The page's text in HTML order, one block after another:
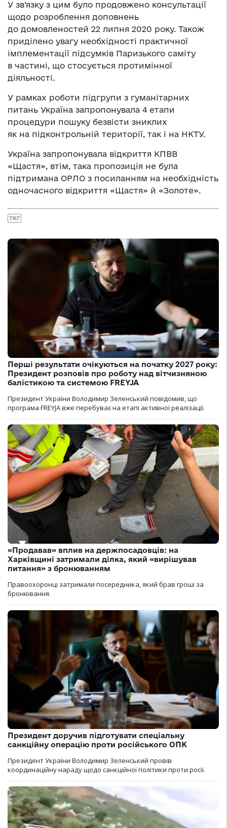
У зв’язку з цим було продовжено консультації
щодо розроблення доповнень
до домовленостей 22 липня 2020 року. Також
приділено увагу необхідності практичної
імплементації підсумків Паризького саміту
в частині, що стосується протимінної
діяльності.
У рамках роботи підгрупи з гуманітарних
питань Україна запропонувала 4 етапи
процедури пошуку безвісти зниклих
як на підконтрольній території, так і на НКТУ.
Україна запропонувала відкриття КПВВ
«Щастя», втім, така пропозиція не була
підтримана ОРЛО з посиланням на необхідність
одночасного відкриття «Щастя» й «Золоте».
ТКГ
Перші результати очікуються на початку 2027 року:
Президент розповів про роботу над вітчизняною
балістикою та системою FREYJA
Президент України Володимир Зеленський повідомив, що
програма FREYJA вже перебуває на етапі активної реалізації.
«Продавав» вплив на держпосадовців: на
Харківщині затримали ділка, який «вирішував
питання» з бронюванням
Правоохоронці затримали посередника, який брав гроші за
бронювання.
Президент доручив підготувати спеціальну
санкційну операцію проти російського ОПК
Президент України Володимир Зеленський провів
координаційну нараду щодо санкційної політики проти росії.